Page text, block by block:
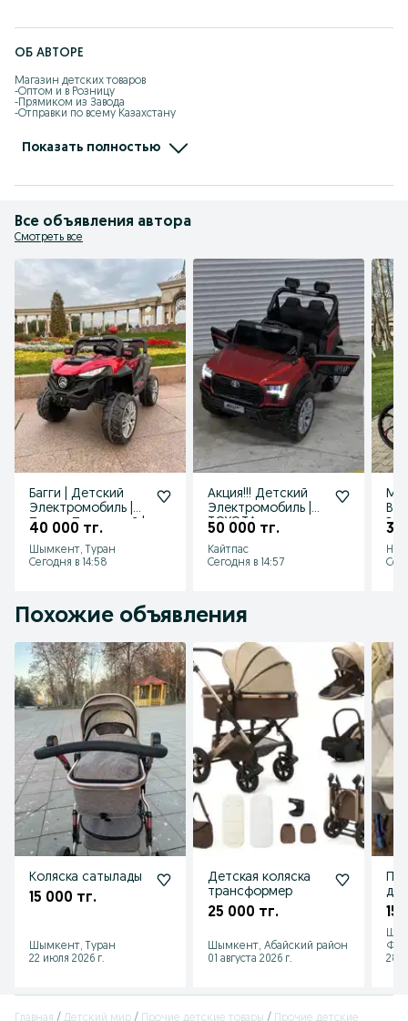
ОБ АВТОРЕ
Магазин детских товаров
-Оптом и в Розницу
-Прямиком из Завода
-Отправки по всему Казахстану
-Без выходных с 10:00-22:00
-Доставка по городу Шымкент бесплатно
Показать полностью
Все объявления автора
Смотреть все
Багги | Детский
Электромобиль |
Полно Приводный |
Насыщенный!
40 000 тг.
Шымкент, Туран
Сегодня в 14:58
Акция!!! Детский
Электромобиль |
TOYOTA
Оптовой Цене!
50 000 тг.
Кайтпас
Сегодня в 14:57
38
Похожие объявления
Коляска сатылады
15 000 тг.
Шымкент, Туран
22 июля 2026 г.
Детская коляска
трансформер
25 000 тг.
Шымкент, Абайский район
01 августа 2026 г.
для
15
28
Главная Детский мир Прочие детские товары Прочие детские